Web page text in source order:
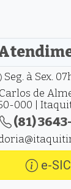
Seg. à Sex.
de
000 |
(81)
e-SIC